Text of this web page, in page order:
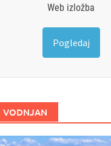
Web izložba
Pogledaj
VODNJAN